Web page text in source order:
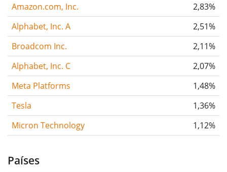
Amazon.com, Inc.
2,83%
Alphabet, Inc. A
2,51%
Broadcom Inc.
2,11%
Alphabet, Inc. C
2,07%
Meta Platforms
1,48%
Tesla
1,36%
Micron Technology
1,12%
Países